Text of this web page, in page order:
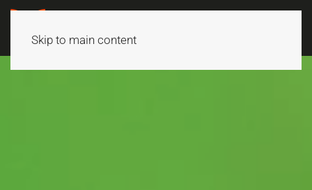
Skip to main content